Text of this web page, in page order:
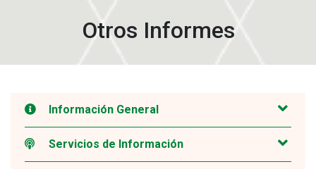
Otros Informes
Información General
Servicios de Información